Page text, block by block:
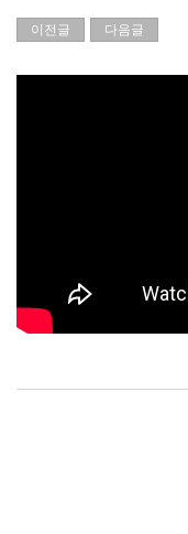
이전글 다음글